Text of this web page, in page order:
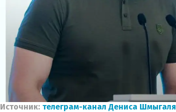
Источник: телеграм-канал Дениса Шмыгаля